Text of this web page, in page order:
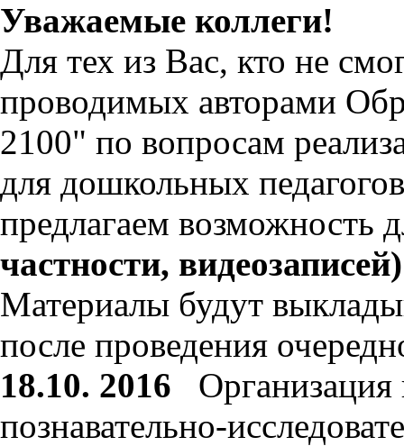
Уважаемые коллеги!
Для тех из Вас, кто не
проводимых авторами
2100" по вопросам
для дошкольных
предлагаем возможность
частности,
Материалы будут
после проведения
18.10. 2016
познавательно-